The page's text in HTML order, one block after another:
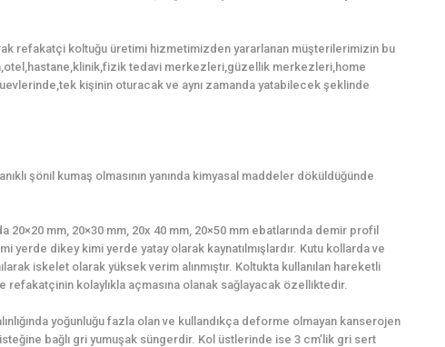
refakatçi koltuğu üretimi hizmetimizden yararlanan müşterilerimizin bu
tedavi merkezleri,güzellik merkezleri,home
kişinin oturacak ve aynı zamanda yatabilecek şeklinde
şönil kumaş olmasının yanında kimyasal maddeler döküldüğünde
20×20 mm, 20×30 mm, 20x 40 mm, 20×50 mm ebatlarında demir profil
yerde dikey kimi yerde yatay olarak kaynatılmışlardır. Kutu kollarda ve
iskelet olarak yüksek verim alınmıştır. Koltukta kullanılan hareketli
refakatçinin kolaylıkla açmasına olanak sağlayacak özelliktedir.
yoğunluğu fazla olan ve kullandıkça deforme olmayan kanserojen
bağlı gri yumuşak süngerdir. Kol üstlerinde ise 3 cm’lik gri sert